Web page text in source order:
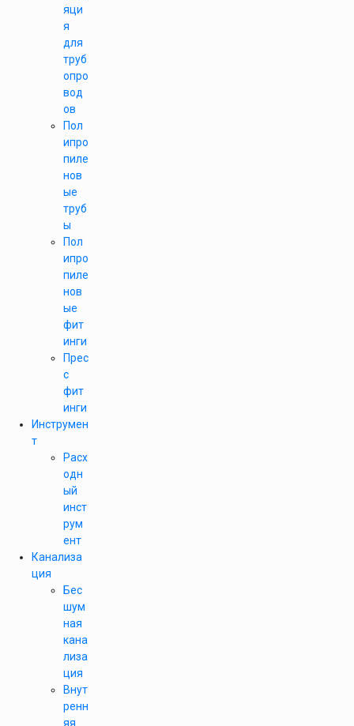
яци
я
для
труб
опро
вод
ов
Пол
ипро
пиле
нов
ые
труб
ы
Пол
ипро
пиле
нов
ые
фит
инги
Прес
с
фит
инги
Инструмен
т
Расх
одн
ый
инст
рум
ент
Канализа
ция
Бес
шум
ная
кана
лиза
ция
Внут
ренн
яя